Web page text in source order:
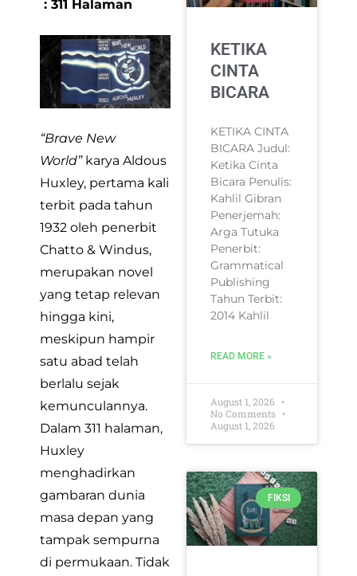
: 311 Halaman
“Brave New
World”karya Aldous
Huxley, pertama kali
terbit pada tahun
1932 oleh penerbit
Chatto & Windus,
merupakan novel
yang tetap relevan
hingga kini,
meskipun hampir
satu abad telah
berlalu sejak
kemunculannya.
Dalam 311 halaman,
Huxley
menghadirkan
gambaran dunia
masa depan yang
tampak sempurna
di permukaan. Tidak
KETIKA
CINTA
BICARA
KETIKA CINTA
BICARA Judul:
Ketika Cinta
Bicara Penulis:
Kahlil Gibran
Penerjemah:
Arga Tutuka
Penerbit:
Grammatical
Publishing
Tahun Terbit:
2014 Kahlil
READ MORE »
August 1, 2026
No Comments
August 1, 2026
FIKSI